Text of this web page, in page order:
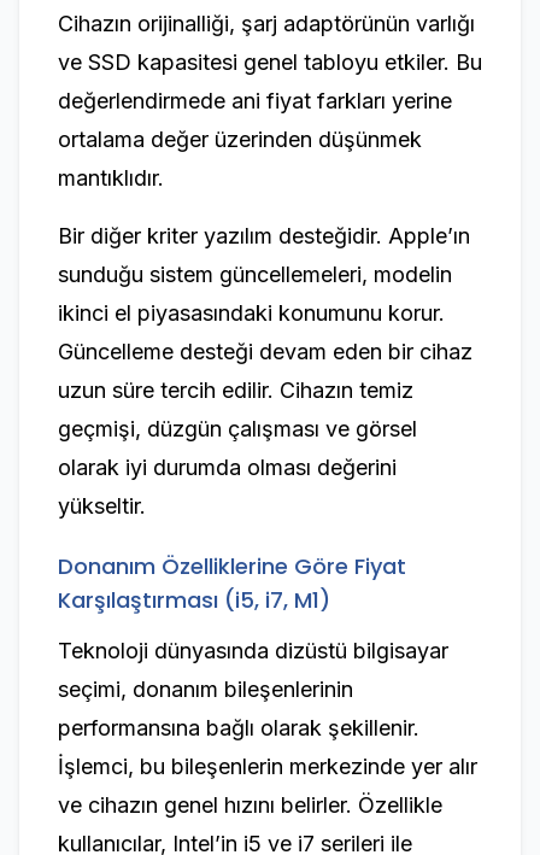
Cihazın orijinalliği, şarj adaptörünün varlığı
ve SSD kapasitesi genel tabloyu etkiler. Bu
değerlendirmede ani fiyat farkları yerine
ortalama değer üzerinden düşünmek
mantıklıdır.
Bir diğer kriter yazılım desteğidir. Apple’ın
sunduğu sistem güncellemeleri, modelin
ikinci el piyasasındaki konumunu korur.
Güncelleme desteği devam eden bir cihaz
uzun süre tercih edilir. Cihazın temiz
geçmişi, düzgün çalışması ve görsel
olarak iyi durumda olması değerini
yükseltir.
Donanım Özelliklerine Göre Fiyat
Karşılaştırması (i5, i7, M1)
Teknoloji dünyasında dizüstü bilgisayar
seçimi, donanım bileşenlerinin
performansına bağlı olarak şekillenir.
İşlemci, bu bileşenlerin merkezinde yer alır
ve cihazın genel hızını belirler. Özellikle
kullanıcılar, Intel’in i5 ve i7 serileri ile